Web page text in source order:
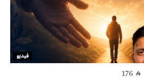
فيديو
176